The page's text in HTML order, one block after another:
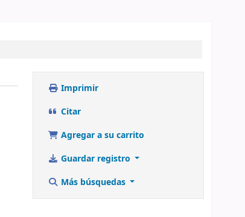
Imprimir
Citar
Agregar a su carrito
Guardar registro
Más búsquedas